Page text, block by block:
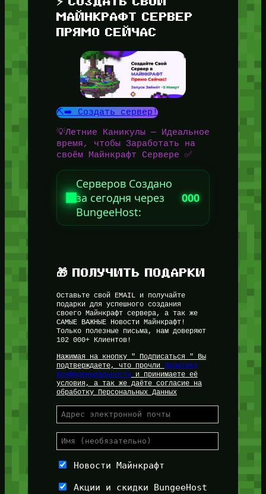
МАЙНКРАФТ СЕРВЕР
ПРЯМО СЕЙЧАС
⛏️➡️ Создать сервер!
💡Летние Каникулы — Идеальное
время, чтобы Заработать на
своём Майнкрафт Сервере ✅
Серверов Создано
за сегодня через
BungeeHost:
000
🎁 ПОЛУЧИТЬ ПОДАРКИ
Оставьте свой EMAIL и получайте
подарки для успешного создания
своего Майнкрафт сервера, а так же
САМЫЕ ВАЖНЫЕ Новости Майнкрафт!
Только полезные письма, нам доверяют
102 000+ Клиентов!
Нажимая на кнопку " Подписаться " Вы
подтверждаете, что прочли Политику
Конфиденциальностии принимаете её
условия, а так же даёте согласие на
обработку Персональных Данных
Новости Майнкрафт
Акции и скидки BungeeHost